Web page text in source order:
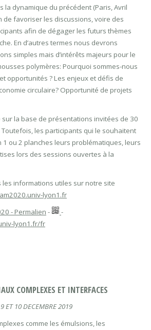
la dynamique du précédent (Paris, Avril
de favoriser les discussions, voire des
afin de dégager les futurs thèmes
En d’autres termes nous devrons
simples mais d’intérêts majeurs pour le
polymères: Pourquoi sommes-nous
opportunités ? Les enjeux et défis de
circulaire? Opportunité de projets
la base de présentations invitées de 30
les participants qui le souhaitent
ou 2 planches leurs problématiques, leurs
lors des sessions ouvertes à la
informations utiles sur notre site
lyon1.fr
- Permalien -
-
lyon1.fr/fr
COMPLEXES ET INTERFACES
ET 10 DECEMBRE 2019
comme les émulsions, les